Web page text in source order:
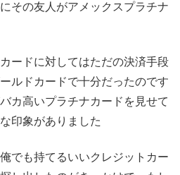
その友人がアメックスプラチナ
ードに対してはただの決済手段
ルドカードで十分だったのです
カ高いプラチナカードを見せて
印象がありました
でも持てるいいクレジットカー